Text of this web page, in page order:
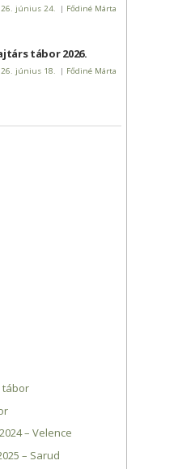
június 24. | Fődiné Márta
tábor 2026.
június 18. | Fődiné Márta
tábor
– Velence
– Sarud